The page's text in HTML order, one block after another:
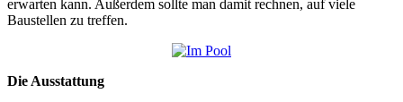
erwarten kann. Außerdem sollte man damit rechnen, auf viele
Baustellen zu treffen.
Die Ausstattung